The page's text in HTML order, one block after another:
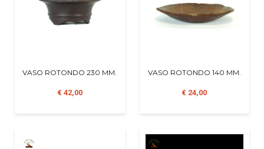
VASO ROTONDO 230 MM.
€ 42,00
VASO ROTONDO 140 MM.
€ 24,00